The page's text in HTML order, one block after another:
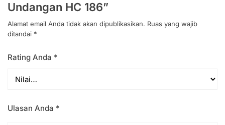
Undangan HC 186”
Alamat email Anda tidak akan dipublikasikan. Ruas yang wajib
ditandai *
Rating Anda *
Ulasan Anda *